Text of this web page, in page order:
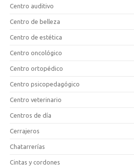
Centro auditivo
Centro de belleza
Centro de estética
Centro oncológico
Centro ortopédico
Centro psicopedagógico
Centro veterinario
Centros de día
Cerrajeros
Chatarrerías
Cintas y cordones